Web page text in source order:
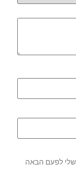
שלי לפעם הבאה